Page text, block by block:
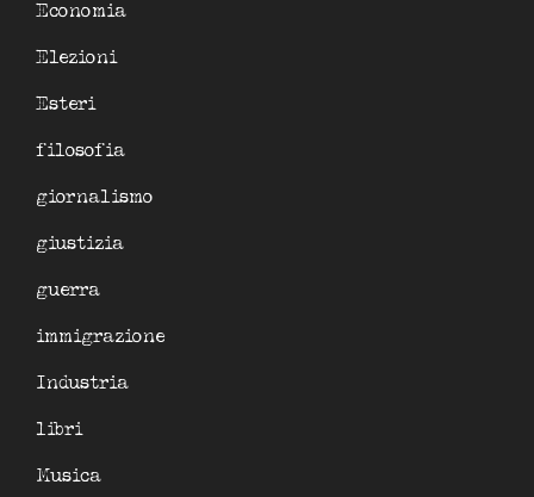
Economia
Elezioni
Esteri
filosofia
giornalismo
giustizia
guerra
immigrazione
Industria
libri
Musica